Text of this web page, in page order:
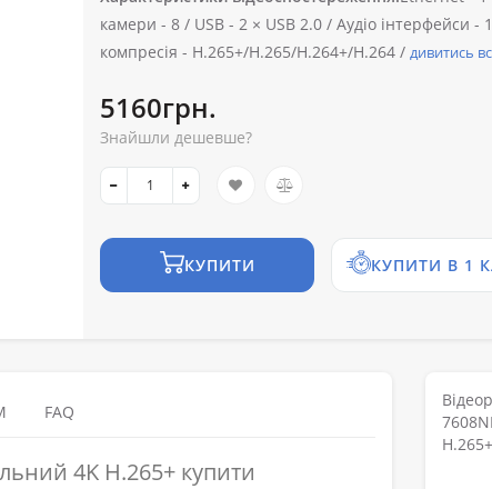
камери - 8 / USB - 2 × USB 2.0 / Аудіо інтерфейси -
компресія - H.265+/H.265/H.264+/H.264 / дивитись
5160грн.
Знайшли дешевше?
КУПИТИ КУПИТИ В 1
FAQ
4K H.265+ купити
H.265+